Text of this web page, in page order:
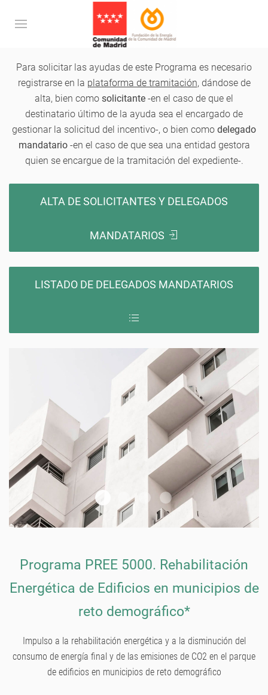
Para solicitar las ayudas de este Programa es necesario
registrarse en la plataforma de tramitación, dándose de
alta, bien como solicitante -en el caso de que el
destinatario último de la ayuda sea el encargado de
gestionar la solicitud del incentivo-, o bien como delegado
mandatario-en el caso de que sea una entidad gestora
quien se encargue de la tramitación del expediente-.
ALTA DE SOLICITANTES Y DELEGADOS
MANDATARIOS
LISTADO DE DELEGADOS MANDATARIOS
Sli 1 Min
Fotografia Carrusel Inicio 2
Sli 2 MinSli 3 Min
Programa PREE 5000. Rehabilitación
Energética de Edificios en municipios de
reto demográfico*
Impulso a la rehabilitación energética y a la disminución del
consumo de energía final y de las emisiones de CO2 en el parque
de edificios en municipios de reto demográfico